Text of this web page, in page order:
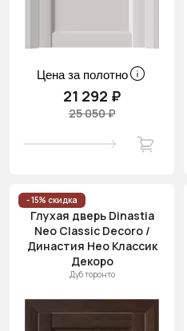
Цена за полотно
21 292 ₽
25 050 ₽
- 15% скидка
Глухая дверь Dinastia
Neo Classic Decoro /
Династия Нео Классик
Декоро
Дуб торонто